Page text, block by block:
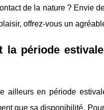
de la nature ? Envie
offrez-vous un
période
ailleurs en période
que sa disponibilité.